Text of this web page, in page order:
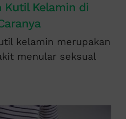
Kutil Kelamin di
kelamin merupakan
menular seksual